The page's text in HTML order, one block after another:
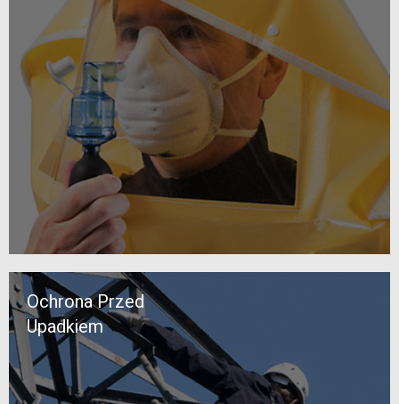
Ochrona Przed
Upadkiem